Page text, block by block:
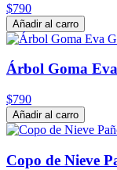
$790
Añadir al carro
Árbol Goma
$790
Añadir al carro
Copo de Nieve